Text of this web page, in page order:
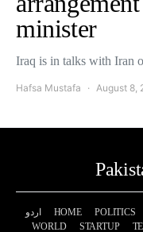
minister
Iraq is in talks with Iran
Hafsa Mustafa August 8,
اردو HOME POLITICS
WORLD
STARTUP